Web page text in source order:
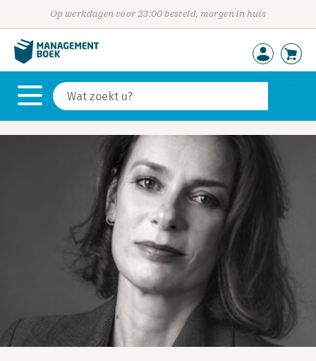
Op werkdagen voor 23:00 besteld, morgen in huis